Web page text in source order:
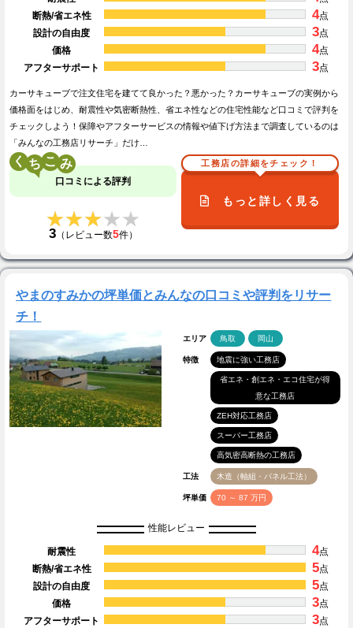
断熱/省エネ性
4点
設計の自由度
3点
価格
4点
アフターサポート
3点
カーサキューブで注文住宅を建てて良かった？悪かった？カーサキューブの実例から
価格面をはじめ、耐震性や気密断熱性、省エネ性などの住宅性能など口コミで評判を
チェックしよう！保障やアフターサービスの情報や値下げ方法まで調査しているのは
「みんなの工務店リサーチ」だけ…
く こ
口コミによる評判
★★★★★
★★★★★
3（レビュー数5件）
工務店の詳細をチェック！
もっと詳しく見る
やまのすみかの坪単価とみんなの口コミや評判をリサー
チ！
エリア 鳥取 岡山
特徴 地震に強い工務店
省エネ・創エネ・エコ住宅が得
意な工務店
ZEH対応工務店
スーパー工務店
高気密高断熱の工務店
工法 木造（軸組・パネル工法）
坪単価 70 ～ 87 万円
性能レビュー
耐震性 4点
断熱/省エネ性
5点
設計の自由度
5点
価格
3点
アフターサポート
3点